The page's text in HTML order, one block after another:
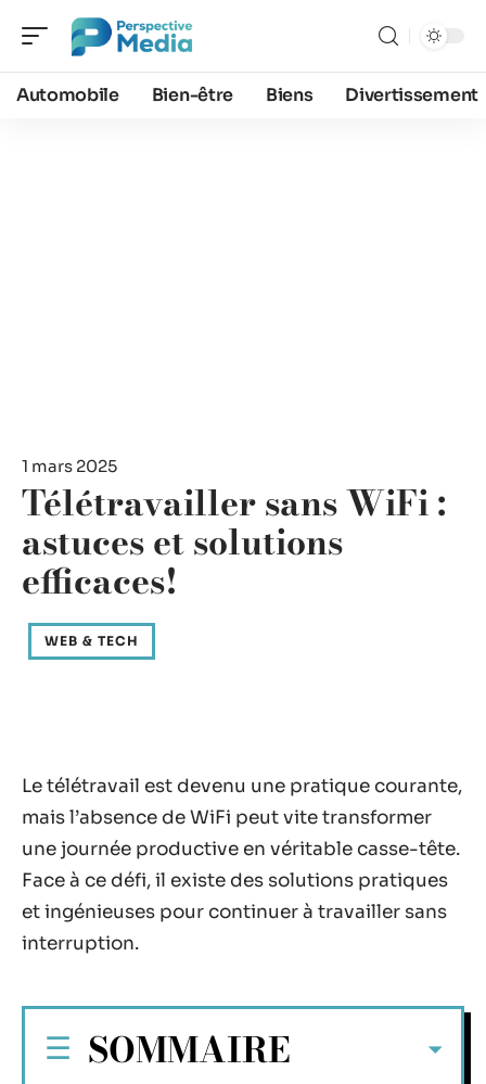
Automobile Bien-être Biens Divertissement
1 mars 2025
Télétravailler sans WiFi :
astuces et solutions
efficaces!
WEB & TECH
Le télétravail est devenu une pratique courante,
mais l’absence de WiFi peut vite transformer
une journée productive en véritable casse-tête.
Face à ce défi, il existe des solutions pratiques
et ingénieuses pour continuer à travailler sans
interruption.
SOMMAIRE